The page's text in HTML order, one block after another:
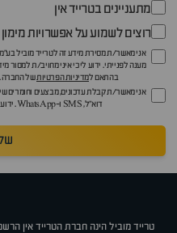
מתעניינים בטרייד אין
רוצים לשמוע על אפשרויות מימון
אני מאשר/ת מסירת מידע זה לטרייד מוביל
מענה לפנייתי. ידוע לי כי איני מחויב/ת למסור
בהתאם למדיניות הפרטיותשל החברה.
אני מאשר/ת קבלת עדכונים, מבצעים וחומרים
דוא״ל, SMS ו-WhatsApp. ידוע לי כי באפשרותי לבטל הסכמה זו בכל עת.
טרייד מוביל הינה חברת הטרייד אין